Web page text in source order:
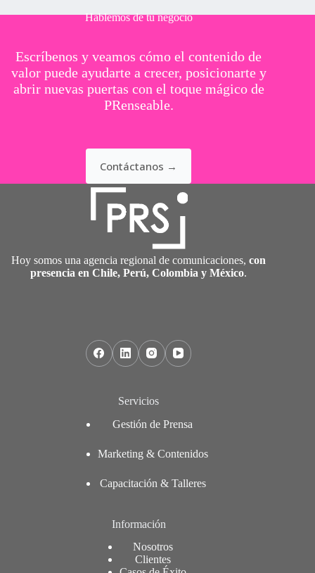
Hablemos de tu negocio
Escríbenos y veamos cómo el contenido de
valor puede ayudarte a crecer, posicionarte y
abrir nuevas puertas con el toque mágico de
PRenseable.
Contáctanos →
Hoy somos una agencia regional de comunicaciones,con
presencia en Chile, Perú, Colombia y México.
Servicios
Gestión de Prensa
Marketing & Contenidos
Capacitación & Talleres
Información
Nosotros
Clientes